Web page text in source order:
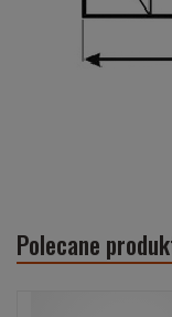
Polecane